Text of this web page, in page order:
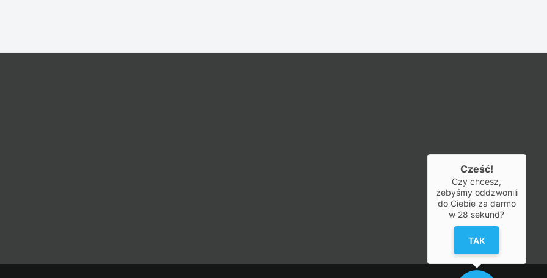
Cześć!
Czy chcesz,
żebyśmy oddzwonili
do Ciebie za darmo
w 28 sekund?
TAK